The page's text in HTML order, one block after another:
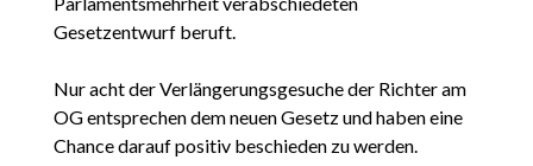
Gesetzentwurf beruft.
Nur acht der Verlängerungsgesuche der Richter am
OG entsprechen dem neuen Gesetz und haben eine
Chance darauf positiv beschieden zu werden.